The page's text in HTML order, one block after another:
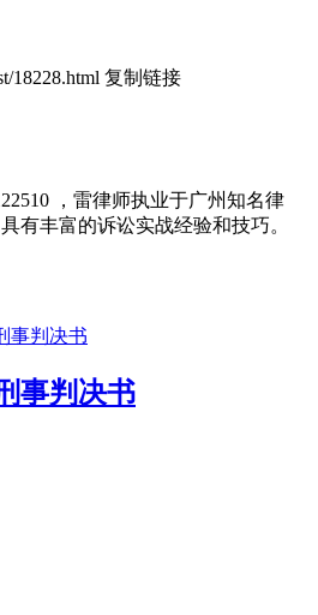
18228.html 复制链接
，雷律师执业于广州知名律
有丰富的诉讼实战经验和技巧。
事判决书